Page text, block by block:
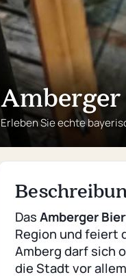
Erleben Sie echte
Das Amberger
Region und feiert
Amberg darf sich
die Stadt vor